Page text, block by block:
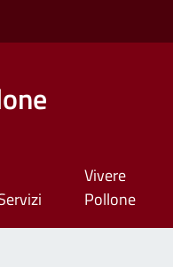
Vivere
Pollone